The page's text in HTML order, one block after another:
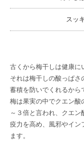
スッ
古くから梅干しは健康に
それは梅干しの酸っぱ
蓄積を防いでくれるから
梅は果実の中でクエン酸
～３倍と言われ、クエ
疫力を高め、風邪やイ
ます。